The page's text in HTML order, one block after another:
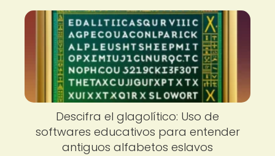
Descifra el glagolítico: Uso de
softwares educativos para entender
antiguos alfabetos eslavos